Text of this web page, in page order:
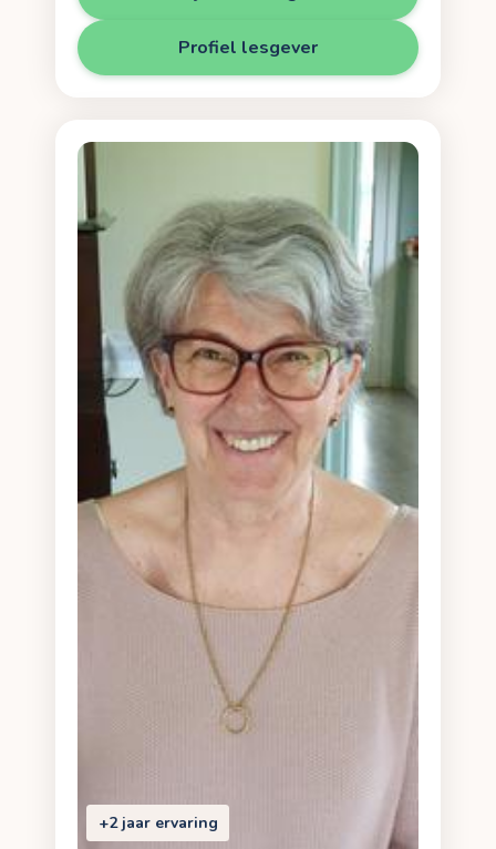
Profiel lesgever
+2 jaar ervaring